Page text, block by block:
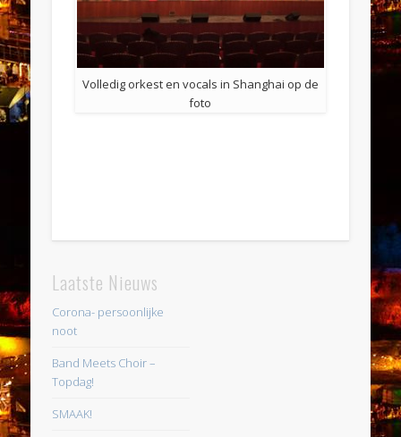
Volledig orkest en vocals in Shanghai op de
foto
Laatste Nieuws
Corona- persoonlijke
noot
Band Meets Choir –
Topdag!
SMAAK!